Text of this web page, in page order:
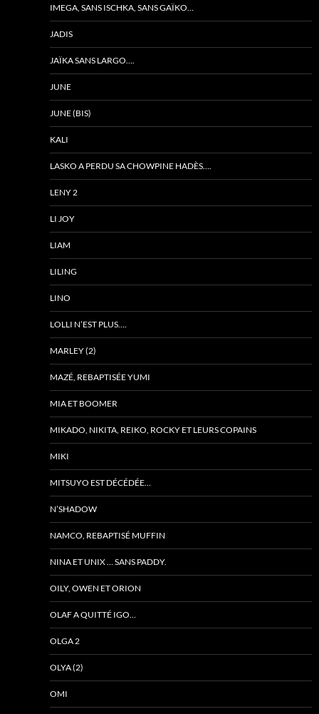
IMEGA, SANS ISCHKA, SANS GAÏKO…
JADIS
JAÏKA SANS LARGO….
JUNE
JUNE (BIS)
KALI
LASKO A PERDU SA CHOWPINE HADÈS….
LENY 2
LI JOY
LIAM
LILING
LINO
LOLLI N’EST PLUS….
MARLEY (2)
MAZÉ, REBAPTISÉE YUMI
MIA ET BOOMER
MIKADO, NIKITA, REIKO, ROCKY ET LEURS COPAINS
MIKI
MITSUYO EST DÉCÉDÉE…
N’SHADOW
NAMCO, REBAPTISÉ MUFFIN
NINA ET UNIX … SANS PADDY.
OILY, OWEN ET ORION
OLAF A QUITTÉ IGO…
OLGA 2
OLYA (2)
OMI